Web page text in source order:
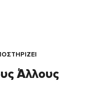
Άλλους